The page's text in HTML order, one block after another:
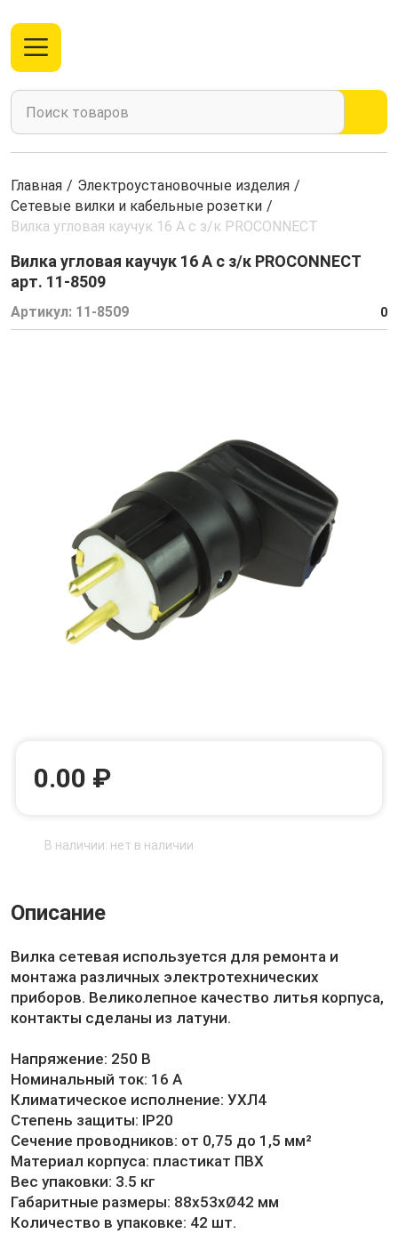
Главная / Электроустановочные изделия /
Сетевые вилки и кабельные розетки /
Вилка угловая каучук 16 А с з/к PROCONNECT
Вилка угловая каучук 16 А с з/к PROCONNECT
арт. 11-8509
Артикул: 11-8509 0
0.00 ₽
В наличии: нет в наличии
Описание
Вилка сетевая используется для ремонта и
монтажа различных электротехнических
приборов. Великолепное качество литья корпуса,
контакты сделаны из латуни.
Напряжение: 250 В
Номинальный ток: 16 А
Климатическое исполнение: УХЛ4
Степень защиты: IP20
Сечение проводников: от 0,75 до 1,5 мм²
Материал корпуса: пластикат ПВХ
Вес упаковки: 3.5 кг
Габаритные размеры: 88х53хØ42 мм
Количество в упаковке: 42 шт.